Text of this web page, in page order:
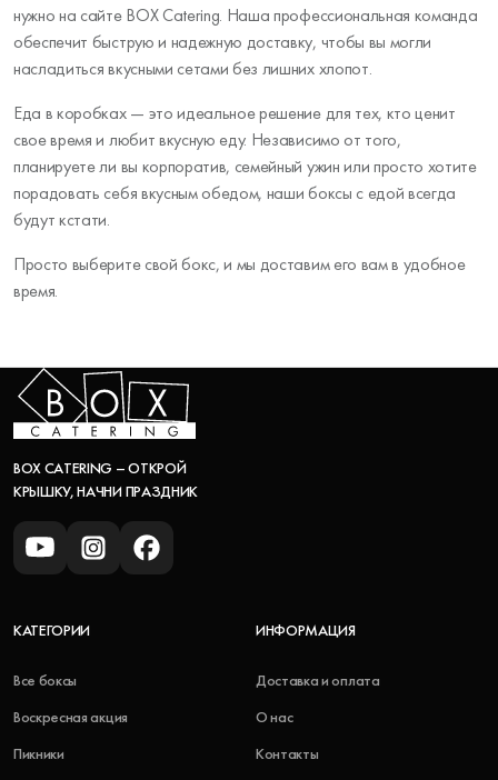
нужно на сайте BOX Catering. Наша профессиональная команда
обеспечит быструю и надежную доставку, чтобы вы могли
насладиться вкусными сетами без лишних хлопот.
Еда в коробках — это идеальное решение для тех, кто ценит
свое время и любит вкусную еду. Независимо от того,
планируете ли вы корпоратив, семейный ужин или просто хотите
порадовать себя вкусным обедом, наши боксы с едой всегда
будут кстати.
Просто выберите свой бокс, и мы доставим его вам в удобное
время.
BOX CATERING – ОТКРОЙ
КРЫШКУ, НАЧНИ ПРАЗДНИК
КАТЕГОРИИ
Все боксы
Воскресная акция
Пикники
ИНФОРМАЦИЯ
Доставка и оплата
О нас
Контакты